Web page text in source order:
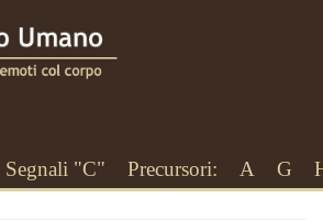
Segnali "C" Precursori: A G